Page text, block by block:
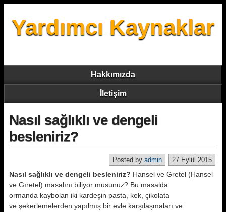
Yardımcı Kaynaklar
Hakkımızda
İletişim
Nasıl sağlıklı ve dengeli
besleniriz?
27 Eylül 2015
Posted by admin
Nasıl sağlıklı ve dengeli besleniriz? Hansel ve Gretel (Hansel
ve Gıretel) masalını biliyor musunuz? Bu masalda
ormanda kaybolan iki kardeşin pasta, kek, çikolata
ve şekerlemelerden yapılmış bir evle karşılaşmaları ve